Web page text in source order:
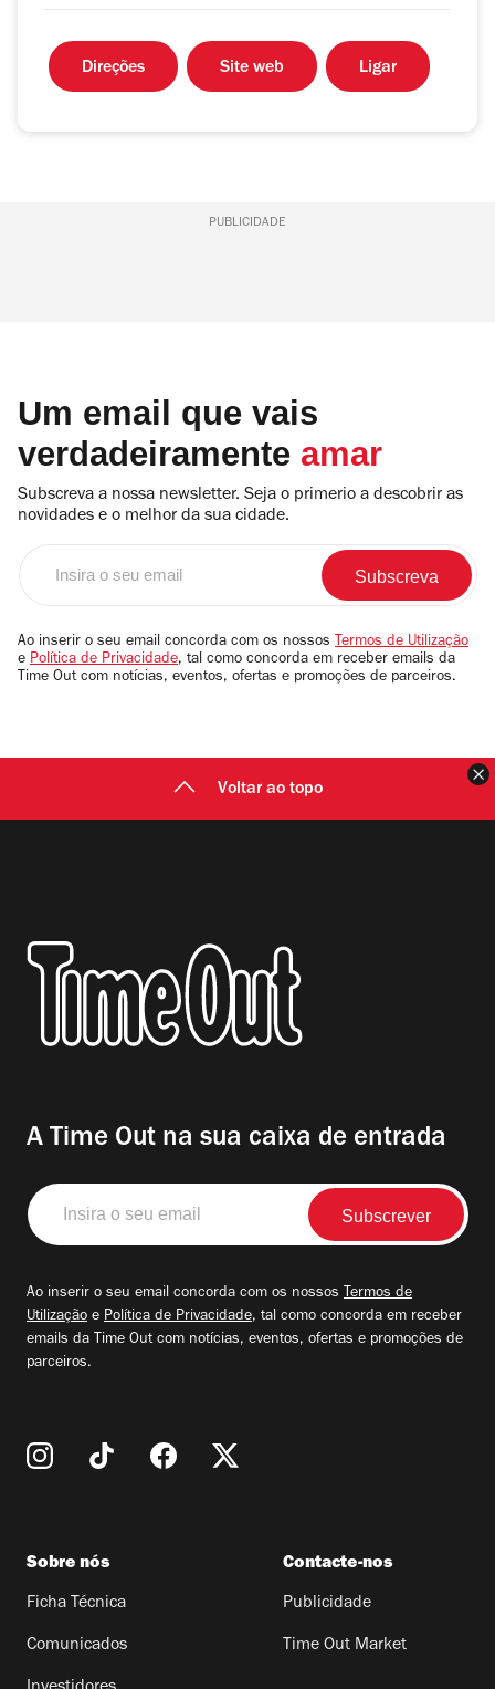
Direções Site web Ligar
PUBLICIDADE
Um email que vais
verdadeiramente amar
Subscreva a nossa newsletter. Seja o primerio a descobrir as
novidades e o melhor da sua cidade.
email
Ao inserir o seu email concorda com os nossos Termos de Utilização
e Política de Privacidade, tal como concorda em receber emails da
Time Out com notícias, eventos, ofertas e promoções de parceiros.
Voltar ao topo
A Time Out na sua caixa de entrada
Insira
o
seu
Ao inserir o seu email concorda com os nossos Termos de
Utilização e Política de Privacidade, tal como concorda em receber
emails da Time Out com notícias, eventos, ofertas e promoções de
parceiros.
Sobre nós
Ficha Técnica
Comunicados
Contacte-nos
Publicidade
Time Out Market